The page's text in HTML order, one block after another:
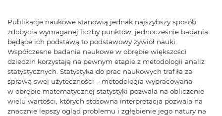
Publikacje naukowe stanowią jednak najszybszy sposób
zdobycia wymaganej liczby punktów, jednocześnie badania
będące ich podstawą to podstawowy żywioł nauki.
Współczesne badania naukowe w obrębie większości
dziedzin korzystają na pewnym etapie z metodologii analiz
statystycznych. Statystyka do prac naukowych trafiła za
sprawą swej użyteczności – metodologia wypracowana
w obrębie matematycznej statystyki pozwala na obliczenie
wielu wartości, których stosowna interpretacja pozwala na
znacznie lepszy ogląd problemu i zgłębienie jego natury na